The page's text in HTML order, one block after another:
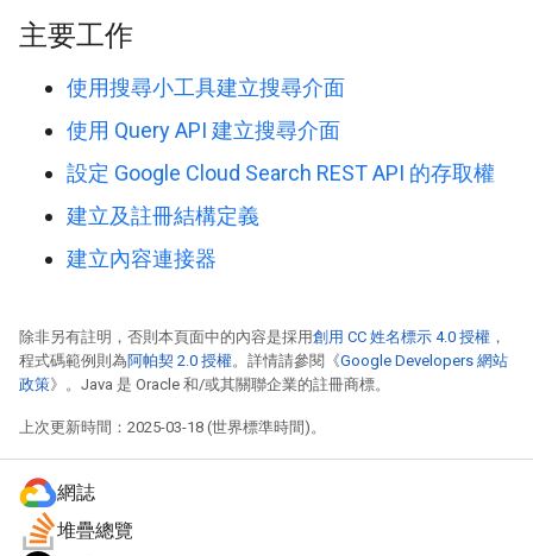
主要工作
使用搜尋小工具建立搜尋介面
使用 Query API 建立搜尋介面
設定 Google Cloud Search REST API 的存取權
建立及註冊結構定義
建立內容連接器
除非另有註明，否則本頁面中的內容是採用創用 CC 姓名標示 4.0 授權 ，
程式碼範例則為阿帕契 2.0 授權。詳情請參閱《Google Developers 網站
政策》。Java 是 Oracle 和/或其關聯企業的註冊商標。
上次更新時間：2025-03-18 (世界標準時間)。
網誌
堆疊總覽